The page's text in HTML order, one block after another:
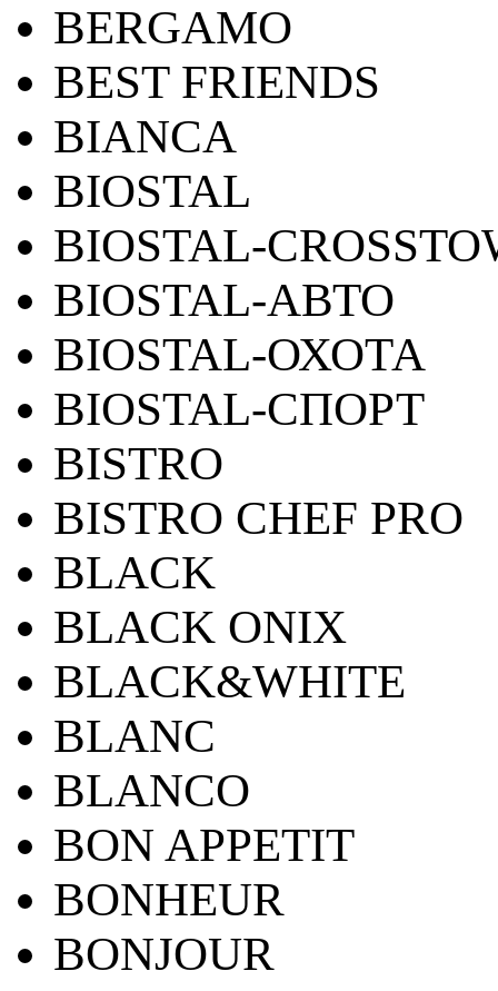
BERGAMO
BEST FRIENDS
BIANCA
BIOSTAL
BIOSTAL-
BIOSTAL-АВТО
BIOSTAL-ОХОТА
BIOSTAL-СПОРТ
BISTRO
BISTRO CHEF PRO
BLACK
BLACK ONIX
BLACK&WHITE
BLANC
BLANCO
BON APPETIT
BONHEUR
BONJOUR